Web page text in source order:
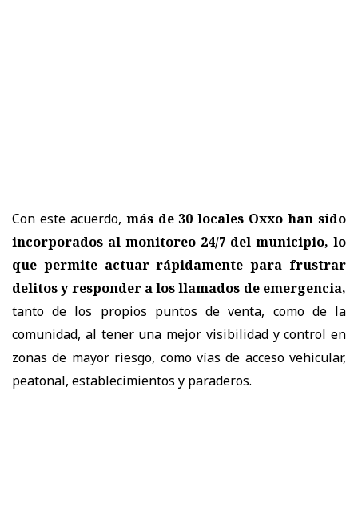
Con este acuerdo, más de 30 locales Oxxo han sido
incorporados al monitoreo 24/7 del municipio, lo
que permite actuar rápidamente para frustrar
delitos y responder a los llamados de emergencia,
tanto de los propios puntos de venta, como de la
comunidad, al tener una mejor visibilidad y control en
zonas de mayor riesgo, como vías de acceso vehicular,
peatonal, establecimientos y paraderos.